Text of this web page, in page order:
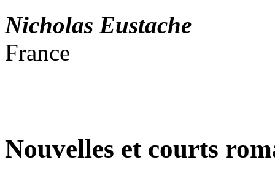
Nicholas Eustache
France
Nouvelles et courts